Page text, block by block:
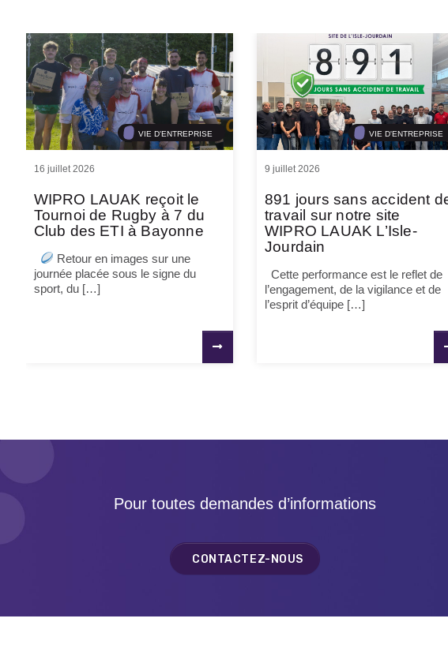
VIE D'ENTREPRISE
16 juillet 2026
WIPRO LAUAK reçoit le
Tournoi de Rugby à 7 du
Club des ETI à Bayonne
Retour en images sur une
journée placée sous le signe du
sport, du […]
VIE D'ENTREPRISE
9 juillet 2026
891 jours sans accident
travail sur notre site
WIPRO LAUAK L’Isle-
Jourdain
Cette performance est le reflet de
l’engagement, de la vigilance et de
l’esprit d’équipe […]
Pour toutes demandes d’informations
CONTACTEZ-NOUS